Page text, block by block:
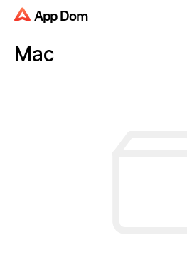
App Dom
Mac